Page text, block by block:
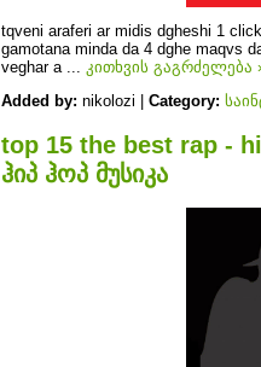
tqveni araferi ar midis dgheshi 1
gamotana minda da 4 dghe maqvs
veghar a
კითხვის გაგრძელება
Added by: nikolozi | Category:
top 15 the best rap -
ჰიპ ჰოპ მუსიკა